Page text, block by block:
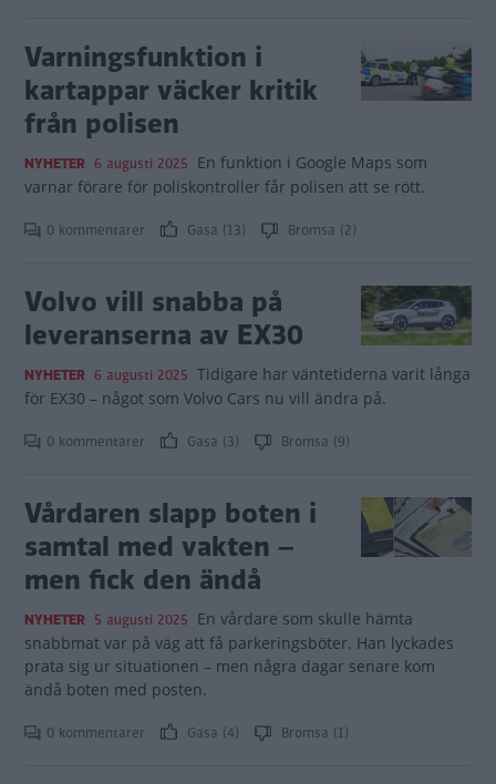
Varningsfunktion i
kartappar väcker kritik
från polisen
NYHETER 6 augusti 2025 En funktion i Google Maps som
varnar förare för poliskontroller får polisen att se rött.
0 kommentarer Gasa (13) Bromsa (2)
Volvo vill snabba på
leveranserna av EX30
NYHETER 6 augusti 2025 Tidigare har väntetiderna varit långa
för EX30 – något som Volvo Cars nu vill ändra på.
0 kommentarer Gasa (3) Bromsa (9)
Vårdaren slapp boten i
samtal med vakten –
men fick den ändå
NYHETER 5 augusti 2025 En vårdare som skulle hämta
snabbmat var på väg att få parkeringsböter. Han lyckades
prata sig ur situationen – men några dagar senare kom
ändå boten med posten.
0 kommentarer Gasa (4) Bromsa (1)